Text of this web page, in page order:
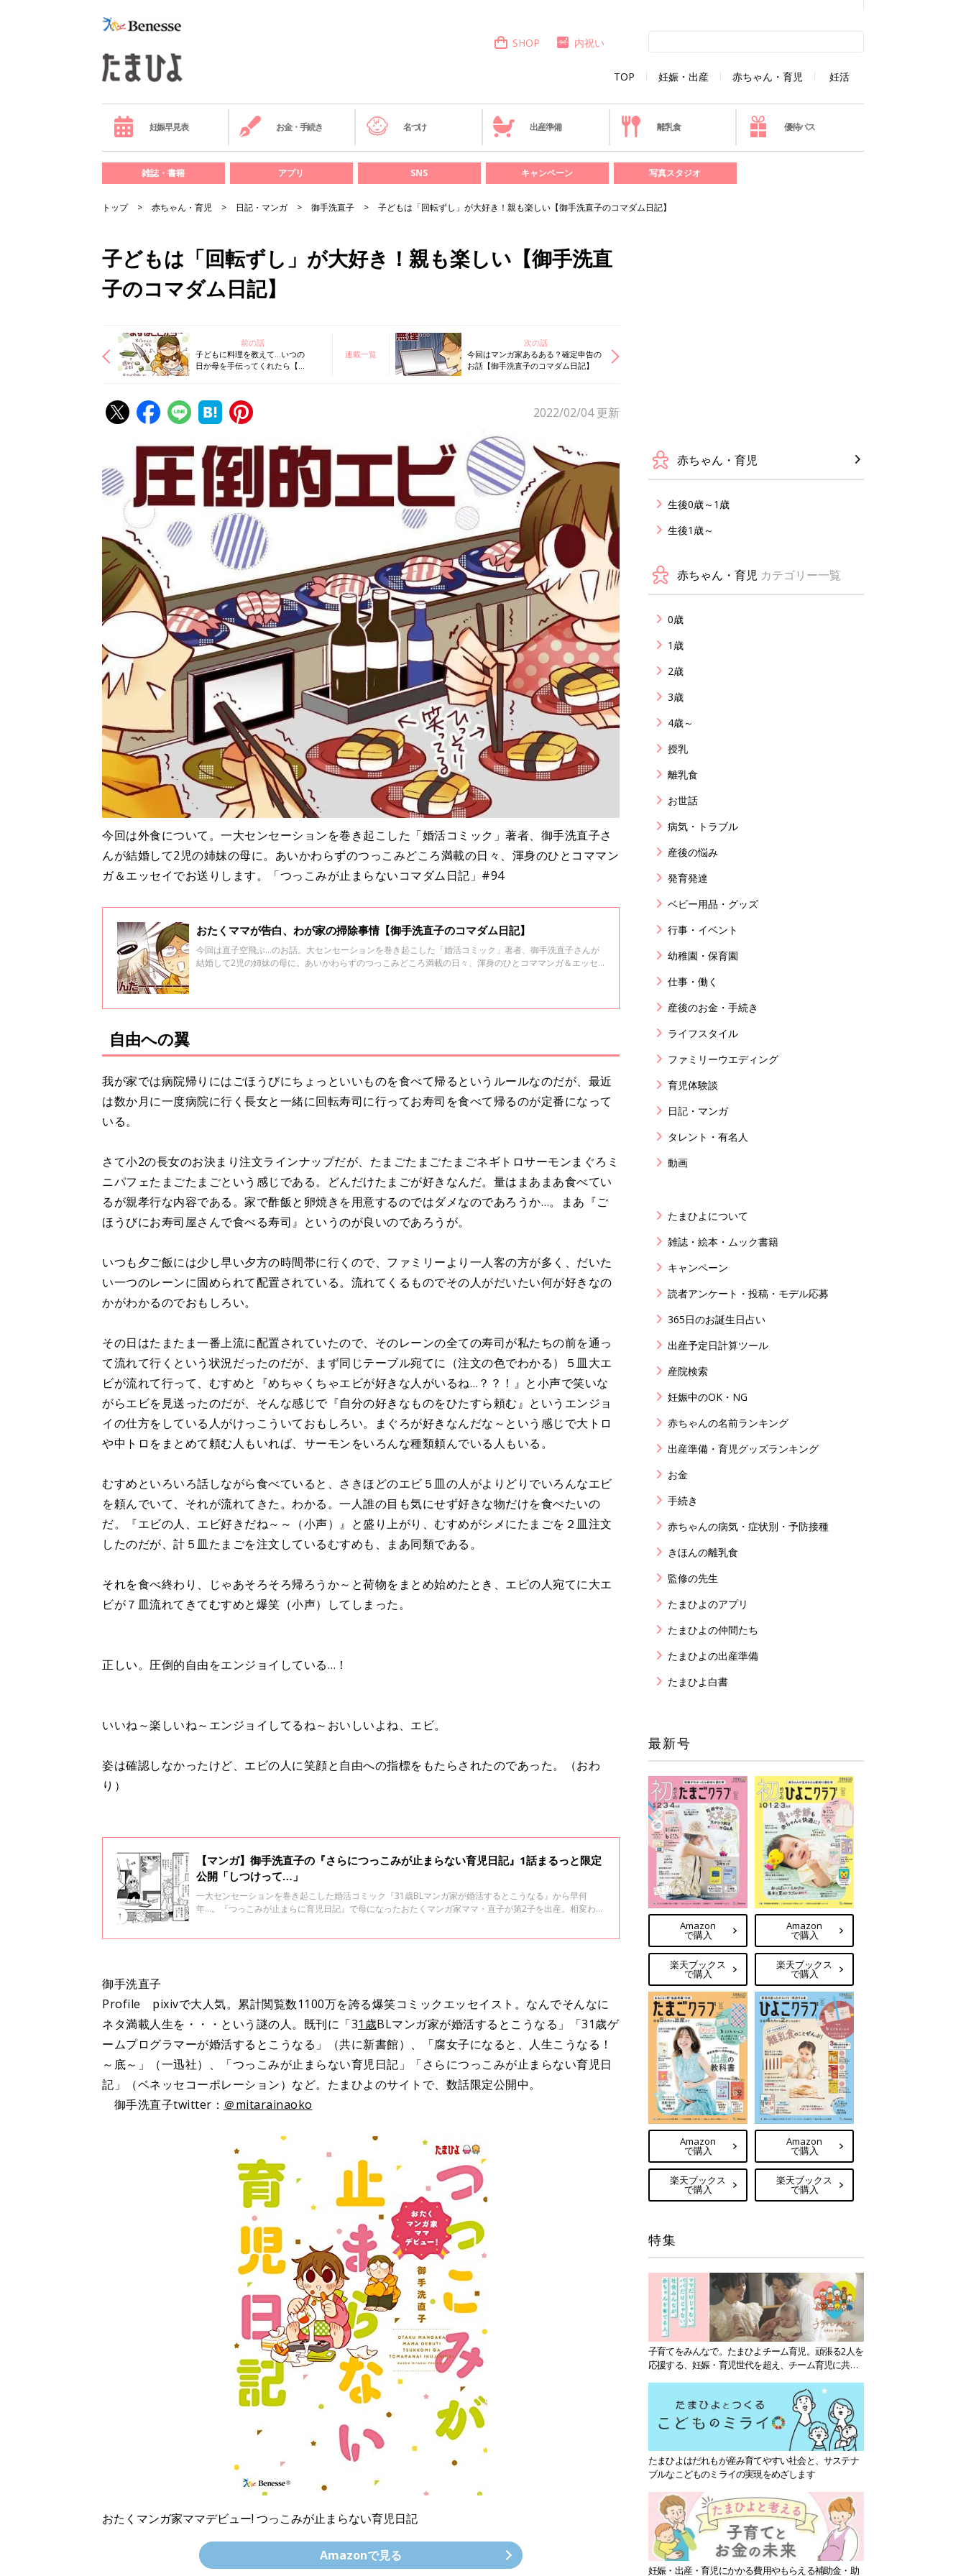
TOP 妊娠・出産 赤ちゃん・育児 妊活
SHOP 内祝い
妊娠早見表 お金・手続き 名づけ 出産準備 離乳食 優待パス
雑誌・書籍 アプリ SNS キャンペーン 写真スタジオ
トップ 赤ちゃん・育児 日記・マンガ 御手洗直子 子どもは「回転ずし」が大好き！親も楽しい【御手洗直子のコマダム日記】
子どもは「回転ずし」が大好き！親も楽しい【御手洗直
子のコマダム日記】
前の話
子どもに料理を教えて…いつの
日か母を手伝ってくれたら【御
連載一覧
次の話
今回はマンガ家あるある？確定申告の
お話【御手洗直子のコマダム日記】
2022/02/04更新
今回は外食について。一大センセーションを巻き起こした「婚活コミック」著者、御手洗直子さ
んが結婚して2児の姉妹の母に。あいかわらずのつっこみどころ満載の日々、渾身のひとコママン
ガ＆エッセイでお送りします。「つっこみが止まらないコマダム日記」#94
おたくママが告白、わが家の掃除事情【御手洗直子のコマダム日記】
今回は直子空飛ぶ…のお話。大センセーションを巻き起こした「婚活コミック」著者、御手洗直子さんが
結婚して2児の姉妹の母に。あいかわらずのつっこみどころ満載の日々、渾身のひとコママンガ＆エッセ
自由への翼
我が家では病院帰りにはごほうびにちょっといいものを食べて帰るというルールなのだが、最近
は数か月に一度病院に行く長女と一緒に回転寿司に行ってお寿司を食べて帰るのが定番になって
いる。
さて小2の長女のお決まり注文ラインナップだが、たまごたまごたまごネギトロサーモンまぐろミ
ニパフェたまごたまごという感じである。どんだけたまごが好きなんだ。量はまあまあ食べてい
るが親孝行な内容である。家で酢飯と卵焼きを用意するのではダメなのであろうか…。まあ『ご
ほうびにお寿司屋さんで食べる寿司』というのが良いのであろうが。
いつも夕ご飯には少し早い夕方の時間帯に行くので、ファミリーより一人客の方が多く、だいた
い一つのレーンに固められて配置されている。流れてくるものでその人がだいたい何が好きなの
かがわかるのでおもしろい。
その日はたまたま一番上流に配置されていたので、そのレーンの全ての寿司が私たちの前を通っ
て流れて行くという状況だったのだが、まず同じテーブル宛てに（注文の色でわかる）５皿大エ
ビが流れて行って、むすめと『めちゃくちゃエビが好きな人がいるね…？？！』と小声で笑いな
がらエビを見送ったのだが、そんな感じで『自分の好きなものをひたすら頼む』というエンジョ
イの仕方をしている人がけっこういておもしろい。まぐろが好きなんだな～という感じで大トロ
や中トロをまとめて頼む人もいれば、サーモンをいろんな種類頼んでいる人もいる。
むすめといろいろ話しながら食べていると、さきほどのエビ５皿の人がよりどりでいろんなエビ
を頼んでいて、それが流れてきた。わかる。一人誰の目も気にせず好きな物だけを食べたいの
だ。『エビの人、エビ好きだね～～（小声）』と盛り上がり、むすめがシメにたまごを２皿注文
したのだが、計５皿たまごを注文しているむすめも、まあ同類である。
それを食べ終わり、じゃあそろそろ帰ろうか～と荷物をまとめ始めたとき、エビの人宛てに大エ
ビが７皿流れてきてむすめと爆笑（小声）してしまった。
正しい。圧倒的自由をエンジョイしている…！
いいね～楽しいね～エンジョイしてるね～おいしいよね、エビ。
姿は確認しなかったけど、エビの人に笑顔と自由への指標をもたらされたのであった。（おわ
り）
【マンガ】御手洗直子の『さらにつっこみが止まらない育児日記』1話まるっと限定
公開「しつけって…」
一大センセーションを巻き起こした婚活コミック『31歳BLマンガ家が婚活するとこうなる』から早何
年…。『つっこみが止まらに育児日記』で母になったおたくマンガ家ママ・直子が第2子を出産。相変わら
御手洗直子
Profile pixivで大人気。累計閲覧数1100万を誇る爆笑コミックエッセイスト。なんでそんなに
ネタ満載人生を・・・という謎の人。既刊に「31歳BLマンガ家が婚活するとこうなる」「31歳ゲ
ームプログラマーが婚活するとこうなる」（共に新書館）、「腐女子になると、人生こうなる！
～底～」（一迅社）、「つっこみが止まらない育児日記」「さらにつっこみが止まらない育児日
記」（ベネッセコーポレーション）など。たまひよのサイトで、数話限定公開中。
御手洗直子twitter： ＠mitarainaoko
おたくマンガ家ママデビュー! つっこみが止まらない育児日記
Amazonで見る
赤ちゃん・育児
生後0歳～1歳
生後1歳～
赤ちゃん・育児 カテゴリー一覧
0歳
1歳
2歳
3歳
4歳～
授乳
離乳食
お世話
病気・トラブル
産後の悩み
発育発達
ベビー用品・グッズ
行事・イベント
幼稚園・保育園
仕事・働く
産後のお金・手続き
ライフスタイル
ファミリーウエディング
育児体験談
日記・マンガ
タレント・有名人
動画
たまひよについて
雑誌・絵本・ムック書籍
キャンペーン
読者アンケート・投稿・モデル応募
365日のお誕生日占い
出産予定日計算ツール
産院検索
妊娠中のOK・NG
赤ちゃんの名前ランキング
出産準備・育児グッズランキング
お金
手続き
赤ちゃんの病気・症状別・予防接種
きほんの離乳食
監修の先生
たまひよのアプリ
たまひよの仲間たち
たまひよの出産準備
たまひよ白書
最新号
Amazon
で購入
楽天ブックス
で購入
Amazon
で購入
楽天ブックス
で購入
Amazon
で購入
楽天ブックス
で購入
Amazon
で購入
楽天ブックス
で購入
特集
子育てをみんなで。たまひよチーム育児。頑張る2人を
応援する、妊娠・育児世代を超え、チーム育児に共感
たまひよはだれもが産み育てやすい社会と、サステナ
ブルなこどものミライの実現をめざします
妊娠・出産・育児にかかる費用やもらえる補助金・助